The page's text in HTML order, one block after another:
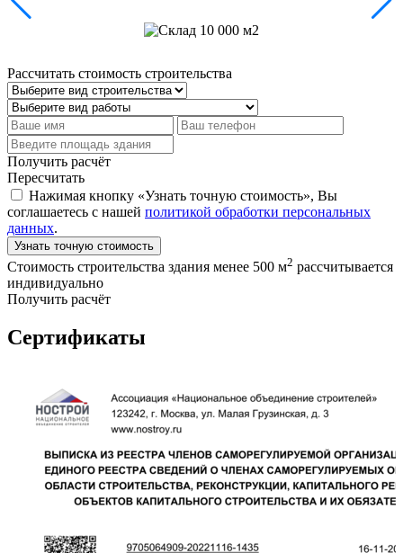
Рассчитать стоимость строительства
Получить расчёт
Пересчитать
Нажимая кнопку «Узнать точную стоимость», Вы
соглашаетесь с нашей политикой обработки персональных
данных.
Узнать точную стоимость
Стоимость строительства здания менее 500 м2 рассчитывается
индивидуально
Получить расчёт
Сертификаты